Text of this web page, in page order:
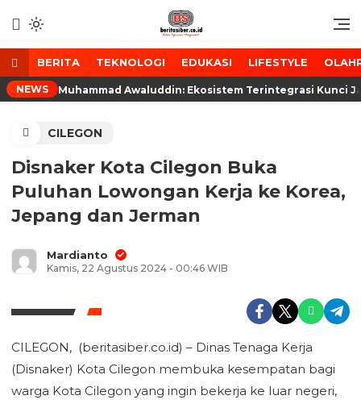
konten
BeritaSiber.co.id
Media Tanggap Dan Akurat
BERITA TEKNOLOGI EDUKASI LIFESTYLE
NEWS Muhammad Awaluddin: Ekosistem Terintegrasi Kunci
CILEGON
Disnaker Kota Cilegon Buka
Puluhan Lowongan Kerja ke Korea,
Jepang dan Jerman
Mardianto
Kamis, 22 Agustus 2024 - 00:46 WIB
CILEGON, (beritasiber.co.id) – Dinas Tenaga Kerja
(Disnaker) Kota Cilegon membuka kesempatan bagi
warga Kota Cilegon yang ingin bekerja ke luar negeri,